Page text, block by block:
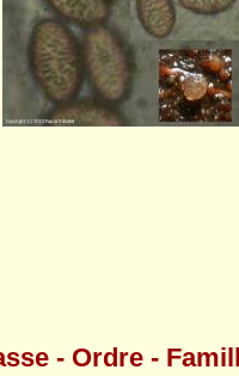
- Ordre -